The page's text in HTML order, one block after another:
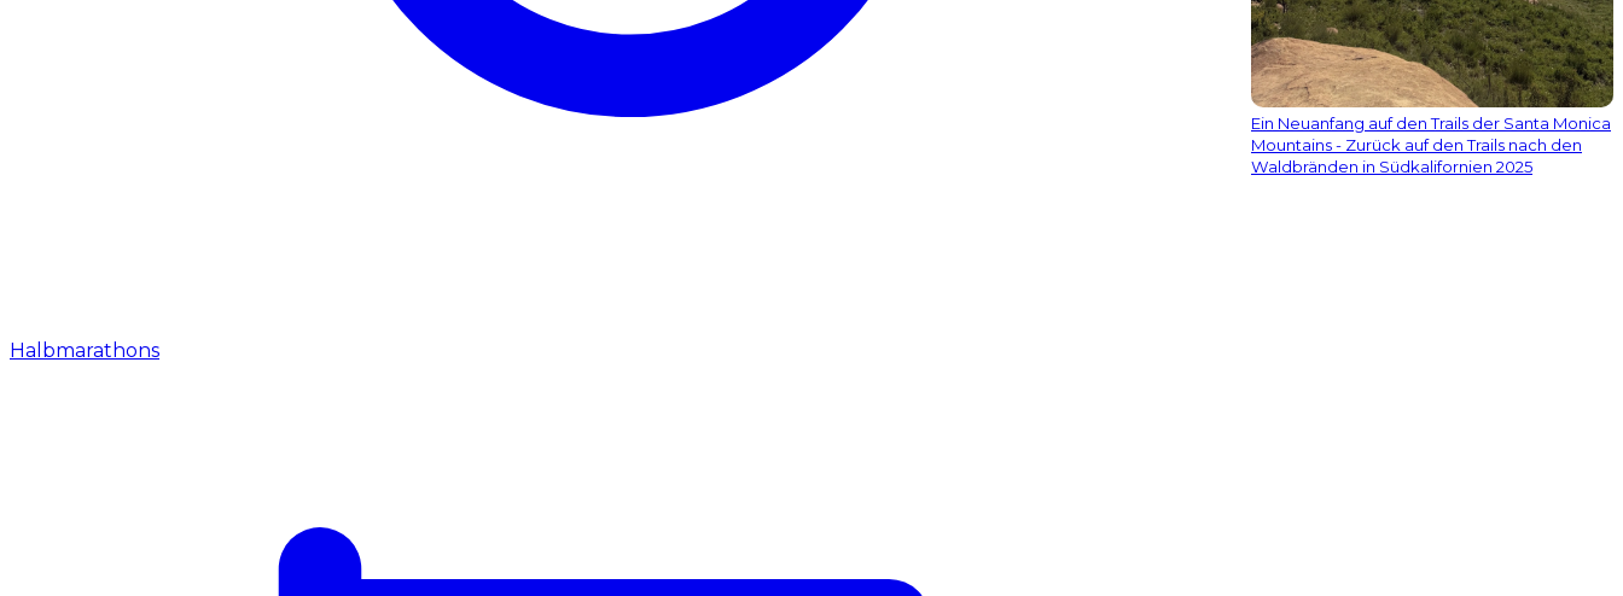
Halbmarathons
Ein Neuanfang auf den Trails der Santa Monica
Mountains - Zurück auf den Trails nach den
Waldbränden in Südkalifornien 2025